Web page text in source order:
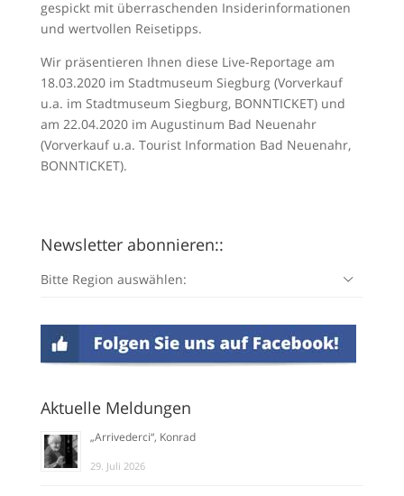
gespickt mit überraschenden Insiderinformationen
und wertvollen Reisetipps.
Wir präsentieren Ihnen diese Live-Reportage am
18.03.2020 im Stadtmuseum Siegburg (Vorverkauf
u.a. im Stadtmuseum Siegburg, BONNTICKET) und
am 22.04.2020 im Augustinum Bad Neuenahr
(Vorverkauf u.a. Tourist Information Bad Neuenahr,
BONNTICKET).
Newsletter abonnieren::
Bitte Region auswählen:
Aktuelle Meldungen
„Arrivederci“, Konrad
29. Juli 2026